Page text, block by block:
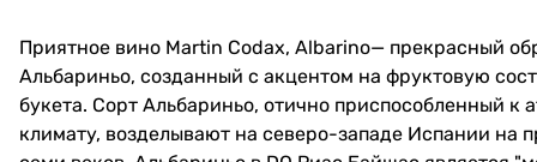
Приятное вино Martin Codax, Albarino— прекрасный
Альбариньо, созданный с акцентом на фруктовую
букета. Сорт Альбариньо, отично приспособленный к
климату, возделывают на северо-западе Испании на